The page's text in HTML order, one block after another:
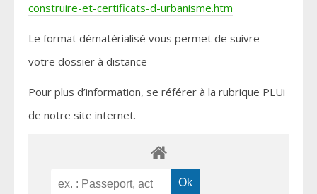
construire-et-certificats-d-urbanisme.htm
Le format dématérialisé vous permet de suivre
votre dossier à distance
Pour plus d’information, se référer à la rubrique PLUi
de notre site internet.